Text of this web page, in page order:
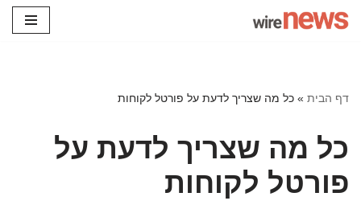
דף הבית » כל מה שצריך לדעת על פורטל לקוחות
כל מה שצריך לדעת על
פורטל לקוחות